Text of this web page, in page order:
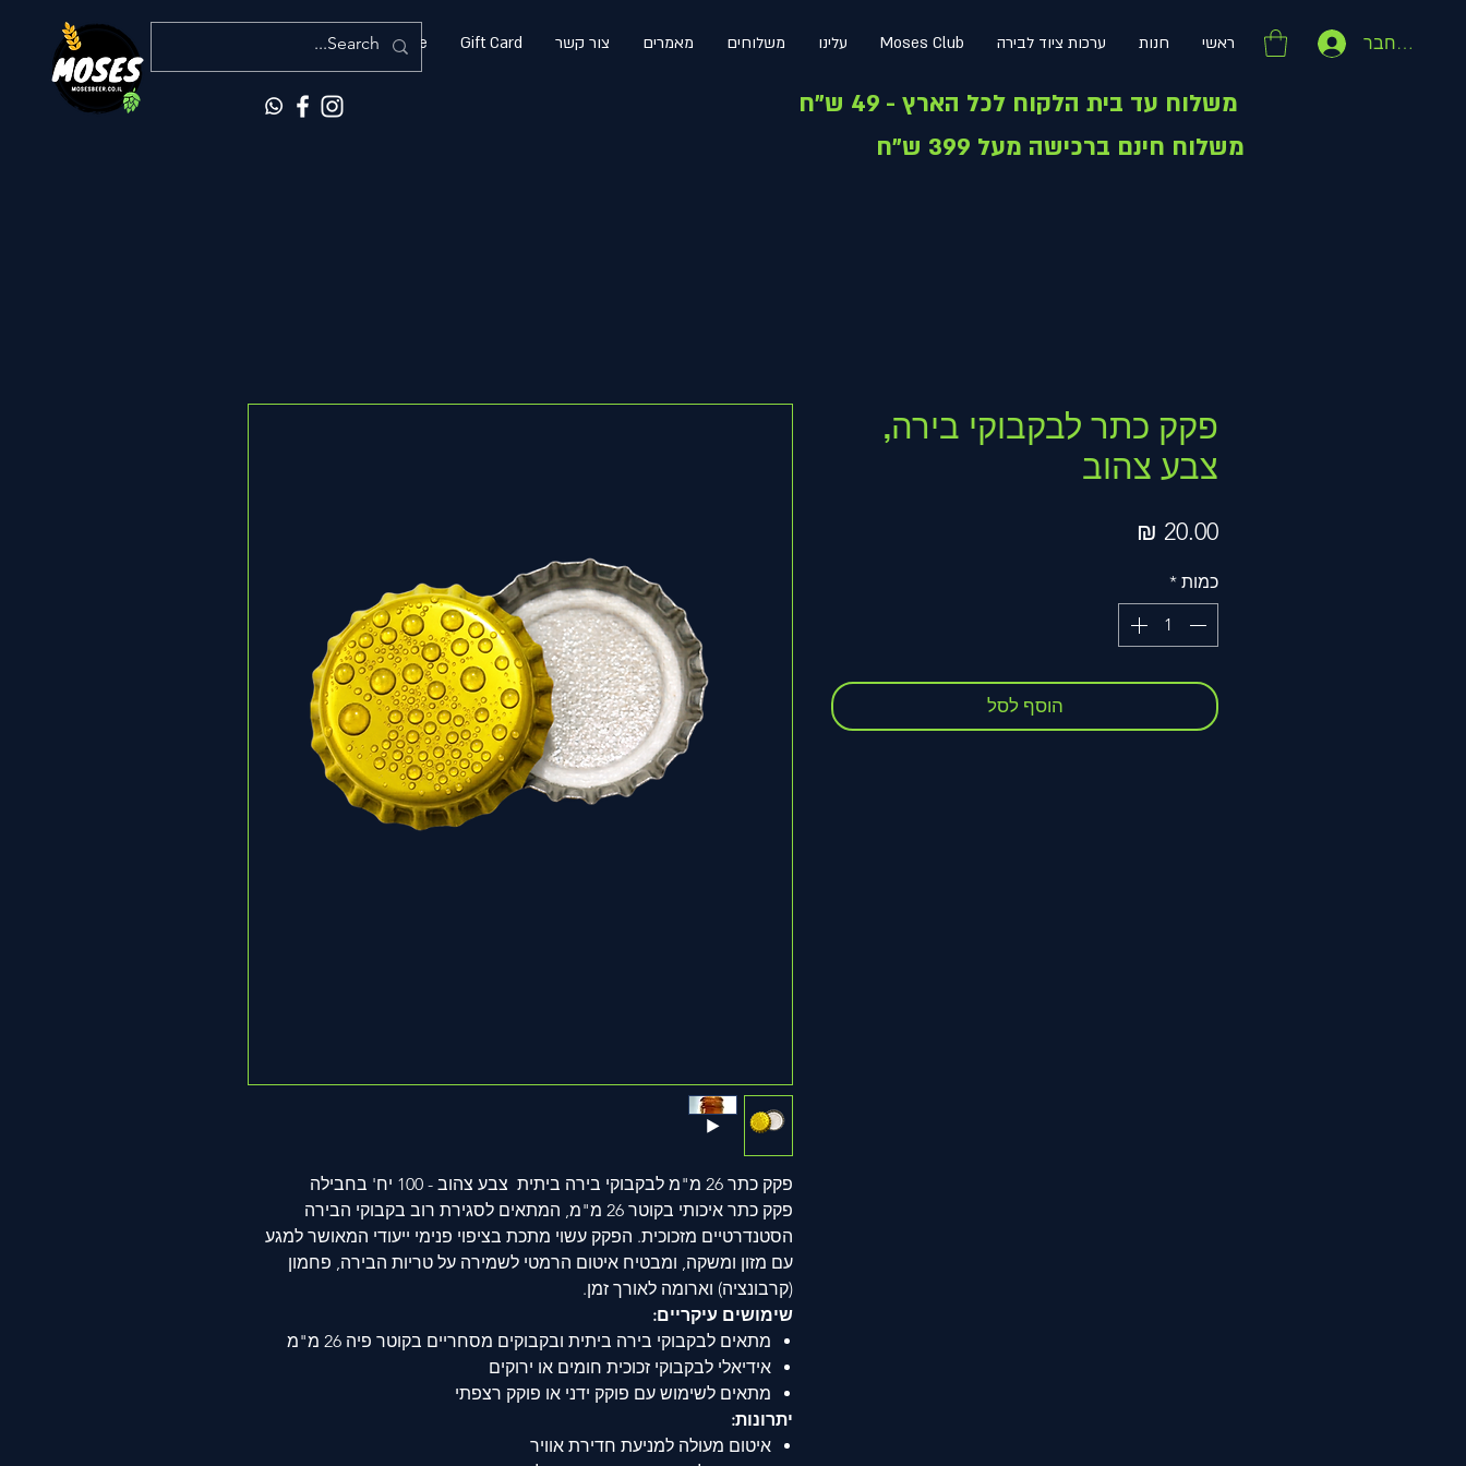
ראשי חנות ערכות ציוד לבירה Moses Club עלינו משלוחים מאמרים צור קשר Gift Card
More התחבר
פקק כתר 26 מ"מ לבקבוקי בירה ביתית צבע צהוב - 100 יח' בחבילה
פקק כתר איכותי בקוטר 26 מ"מ, המתאים לסגירת רוב בקבוקי הבירה
הסטנדרטיים מזכוכית. הפקק עשוי מתכת בציפוי פנימי ייעודי המאושר למגע
עם מזון ומשקה, ומבטיח איטום הרמטי לשמירה על טריות הבירה, פחמון
(קרבונציה) וארומה לאורך זמן.
שימושים עיקריים:
מתאים לבקבוקי בירה ביתית ובקבוקים מסחריים בקוטר פיה 26 מ"מ
אידיאלי לבקבוקי זכוכית חומים או ירוקים
מתאים לשימוש עם פוקק ידני או פוקק רצפתי
יתרונות:
איטום מעולה למניעת חדירת אוויר
פקק כתר לבקבוקי בירה,
צבע צהוב
כמות *
הוסף לסל